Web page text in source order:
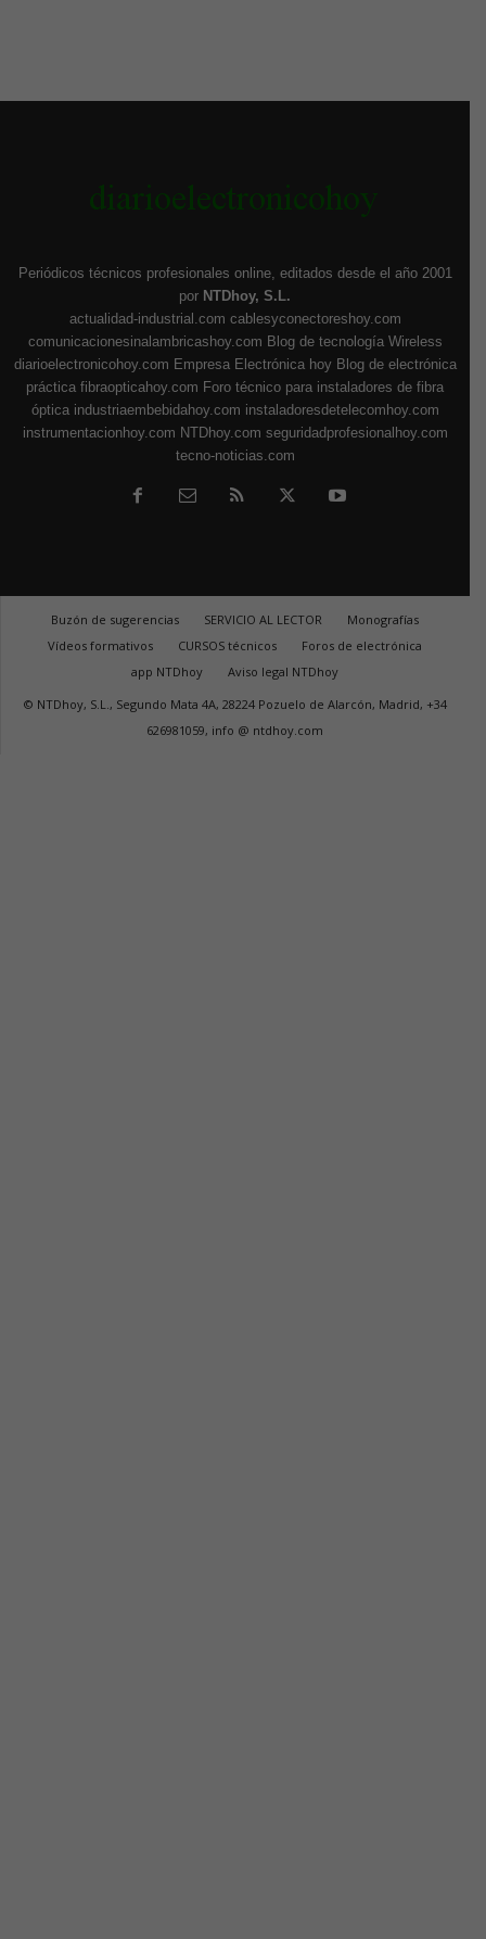
Periódicos técnicos profesionales online, editados desde el año 2001
por NTDhoy, S.L.
actualidad-industrial.com cablesyconectoreshoy.com
comunicacionesinalambricashoy.com Blog de tecnología Wireless
diarioelectronicohoy.com Empresa Electrónica hoy Blog de electrónica
práctica fibraopticahoy.com Foro técnico para instaladores de fibra
óptica industriaembebidahoy.com instaladoresdetelecomhoy.com
instrumentacionhoy.com NTDhoy.com seguridadprofesionalhoy.com
tecno-noticias.com
Buzón de sugerencias SERVICIO AL LECTOR
Monografías
Vídeos formativos
CURSOS técnicos
Foros de electrónica
app NTDhoy
Aviso legal NTDhoy
© NTDhoy, S.L., Segundo Mata 4A, 28224 Pozuelo de Alarcón, Madrid, +34
626981059, info @ ntdhoy.com